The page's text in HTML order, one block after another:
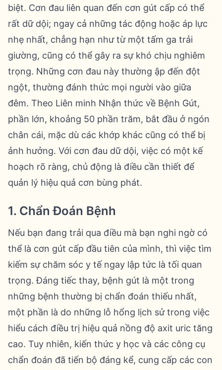
biệt. Cơn đau liên quan đến cơn gút cấp có thể
rất dữ dội; ngay cả những tác động hoặc áp lực
nhẹ nhất, chẳng hạn như từ một tấm ga trải
giường, cũng có thể gây ra sự khó chịu nghiêm
trọng. Những cơn đau này thường ập đến đột
ngột, thường đánh thức mọi người vào giữa
đêm. Theo Liên minh Nhận thức về Bệnh Gút,
phần lớn, khoảng 50 phần trăm, bắt đầu ở ngón
chân cái, mặc dù các khớp khác cũng có thể bị
ảnh hưởng. Với cơn đau dữ dội, việc có một kế
hoạch rõ ràng, chủ động là điều cần thiết để
quản lý hiệu quả cơn bùng phát.
1. Chẩn Đoán Bệnh
Nếu bạn đang trải qua điều mà bạn nghi ngờ có
thể là cơn gút cấp đầu tiên của mình, thì việc tìm
kiếm sự chăm sóc y tế ngay lập tức là tối quan
trọng. Đáng tiếc thay, bệnh gút là một trong
những bệnh thường bị chẩn đoán thiếu nhất,
một phần là do những lỗ hổng lịch sử trong việc
hiểu cách điều trị hiệu quả nồng độ axit uric tăng
cao. Tuy nhiên, kiến thức y học và các công cụ
chẩn đoán đã tiến bộ đáng kể, cung cấp các con